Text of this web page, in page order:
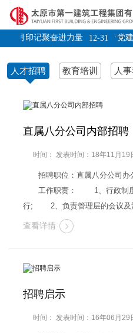
12-31
岁月印记聚奋进力量 党建
人才招聘 教育培训 人
直属八分公司内部招聘
时间： 发表时间：18年11月19
招聘职位：直属八分公司
工作职责： 1、行政制度
行; 2、负责管理层的会议及
传递; 3、对办公所需的办
表单位与外…
查看详情
招聘启示
时间： 发表时间：16年06月29